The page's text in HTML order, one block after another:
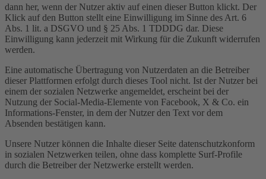
dann her, wenn der Nutzer aktiv auf einen dieser Button klickt. Der
Klick auf den Button stellt eine Einwilligung im Sinne des Art. 6
Abs. 1 lit. a DSGVO und § 25 Abs. 1 TDDDG dar. Diese
Einwilligung kann jederzeit mit Wirkung für die Zukunft widerrufen
werden.
Eine automatische Übertragung von Nutzerdaten an die Betreiber
dieser Plattformen erfolgt durch dieses Tool nicht. Ist der Nutzer bei
einem der sozialen Netzwerke angemeldet, erscheint bei der
Nutzung der Social-Media-Elemente von Facebook, X & Co. ein
Informations-Fenster, in dem der Nutzer den Text vor dem
Absenden bestätigen kann.
Unsere Nutzer können die Inhalte dieser Seite datenschutzkonform
in sozialen Netzwerken teilen, ohne dass komplette Surf-Profile
durch die Betreiber der Netzwerke erstellt werden.